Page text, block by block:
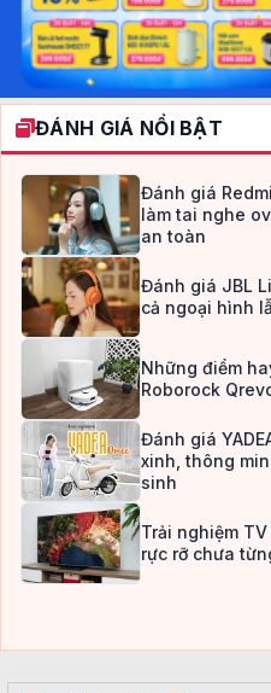
ĐÁNH GIÁ NỔI BẬT
Đánh giá
làm tai nghe
an toàn
Đánh giá JBL
cả ngoại hình
Những điểm
Roborock
Đánh giá
xinh, thông
sinh
Trải nghiệm
rực rỡ chưa